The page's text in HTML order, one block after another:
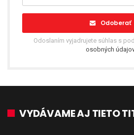
Odoberať
Odoslaním vyjadrujete súhlas s
osobných
VYDÁVAME AJ TIETO